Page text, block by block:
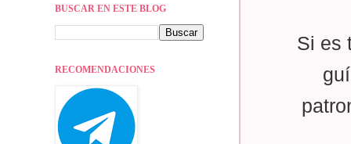
Si es
BUSCAR EN ESTE BLOG
RECOMENDACIONES